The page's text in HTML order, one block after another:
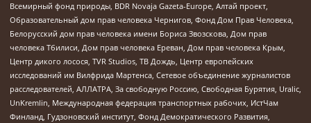
Всемирный фонд природы, BDR Novaja Gazeta-Europe, Алтай проект,
Образовательный дом прав человека Чернигов, Фонд Дом Прав Человека,
Белорусский дом прав человека имени Бориса Звозскова, Дом прав
человека Тбилиси, Дом прав человека Ереван, Дом прав человека Крым,
Центр дикого лосося, TVR Studios, ТВ Дождь, Центр европейских
исследований им Вилфрида Мартенса, Сетевое объединение журналистов
расследователей, АЛЛАТРА, За свободную Россию, Свободная Бурятия, Uralic,
UnKremlin, Международная федерация транспортных рабочих, ИстЧам
Финланд, Гудзоновский институт, Фонд Демократического Развития,